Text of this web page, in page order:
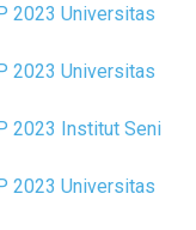
2023 Universitas
2023 Universitas
2023 Institut Seni
2023 Universitas